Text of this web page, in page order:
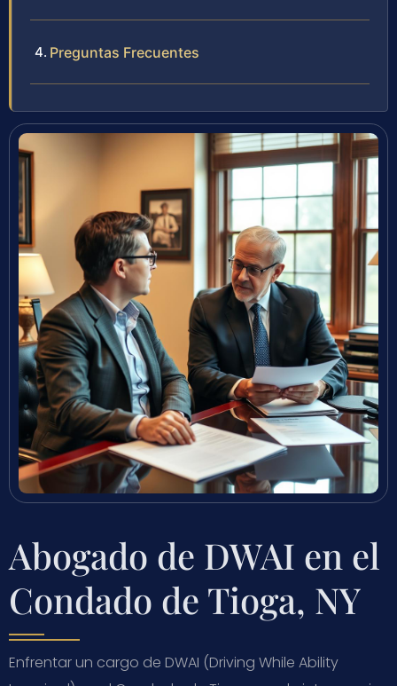
Preguntas Frecuentes
Abogado de DWAI en el
Condado de Tioga, NY
Enfrentar un cargo de DWAI (Driving While Ability